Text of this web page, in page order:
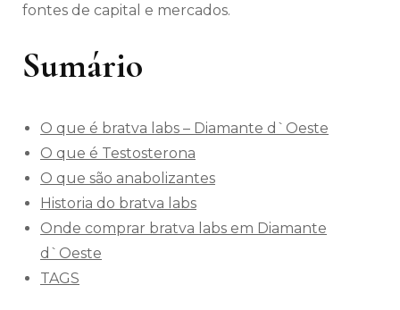
fontes de capital e mercados.
Sumário
O que é bratva labs – Diamante d`Oeste
O que é Testosterona
O que são anabolizantes
Historia do bratva labs
Onde comprar bratva labs em Diamante
d`Oeste
TAGS